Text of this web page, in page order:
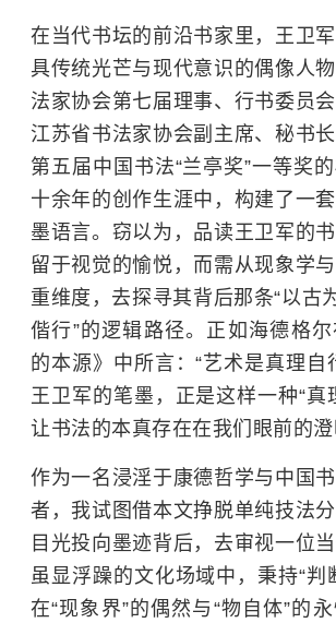
在当代书坛的前沿书家里，王卫
具传统光芒与现代意识的偶像人
法家协会第七届理事、行书委员
江苏省书法家协会副主席、秘书
第五届中国书法“兰亭奖”一等奖
十余年的创作生涯中，构建了一
墨语言。窃以为，品读王卫军的
留于视觉的愉悦，而需从现象学
重维度，去探寻其背后那条“以古
偕行”的逻辑路径。正如 海德格尔
的本源》中所言：“艺术是真理自
王卫军的笔墨，正是这样一种“真
让书法的本真存在在我们眼前的澄
作为一名浸淫于康德哲学与中国
者，我试图借本文挣脱单纯技法
目光投向墨迹背后，去审视一位
虽显浮躁的文化场域中，秉持“判
在“现象界”的偶然与“物自体”的